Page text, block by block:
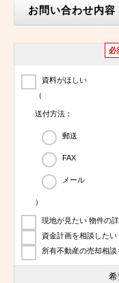
お問い合わせ内容
必
資料がほしい
（
送付方法：
郵送
FAX
メール
）
現地が見たい 物件の
資金計画を相談した
所有不動産の売却相談